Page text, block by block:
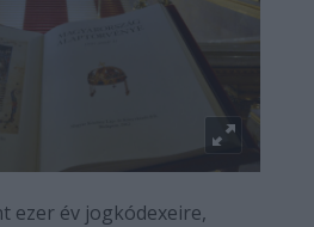
ezer év jogkódexeire,